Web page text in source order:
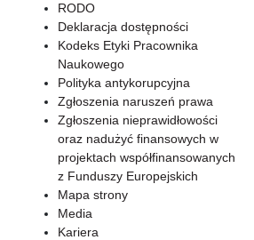
RODO
Deklaracja dostępności
Kodeks Etyki Pracownika
Naukowego
Polityka antykorupcyjna
Zgłoszenia naruszeń prawa
Zgłoszenia nieprawidłowości
oraz nadużyć finansowych w
projektach współfinansowanych
z Funduszy Europejskich
Mapa strony
Media
Kariera